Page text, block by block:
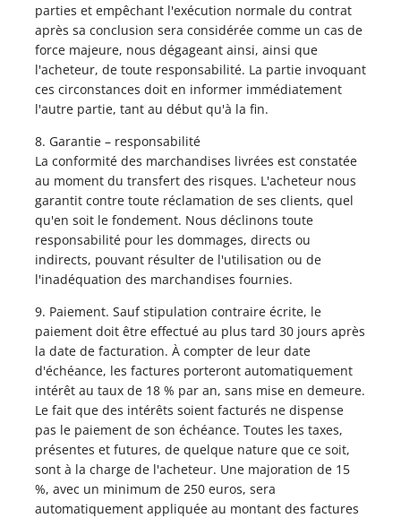
parties et empêchant l'exécution normale du contrat
après sa conclusion sera considérée comme un cas de
force majeure, nous dégageant ainsi, ainsi que
l'acheteur, de toute responsabilité. La partie invoquant
ces circonstances doit en informer immédiatement
l'autre partie, tant au début qu'à la fin.
8. Garantie – responsabilité
La conformité des marchandises livrées est constatée
au moment du transfert des risques. L'acheteur nous
garantit contre toute réclamation de ses clients, quel
qu'en soit le fondement. Nous déclinons toute
responsabilité pour les dommages, directs ou
indirects, pouvant résulter de l'utilisation ou de
l'inadéquation des marchandises fournies.
9. Paiement. Sauf stipulation contraire écrite, le
paiement doit être effectué au plus tard 30 jours après
la date de facturation. À compter de leur date
d'échéance, les factures porteront automatiquement
intérêt au taux de 18 % par an, sans mise en demeure.
Le fait que des intérêts soient facturés ne dispense
pas le paiement de son échéance. Toutes les taxes,
présentes et futures, de quelque nature que ce soit,
sont à la charge de l'acheteur. Une majoration de 15
%, avec un minimum de 250 euros, sera
automatiquement appliquée au montant des factures